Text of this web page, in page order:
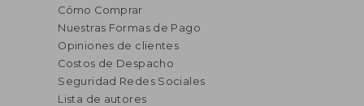
Cómo Comprar
Nuestras Formas de Pago
Opiniones de clientes
Costos de Despacho
Seguridad Redes Sociales
Lista de autores